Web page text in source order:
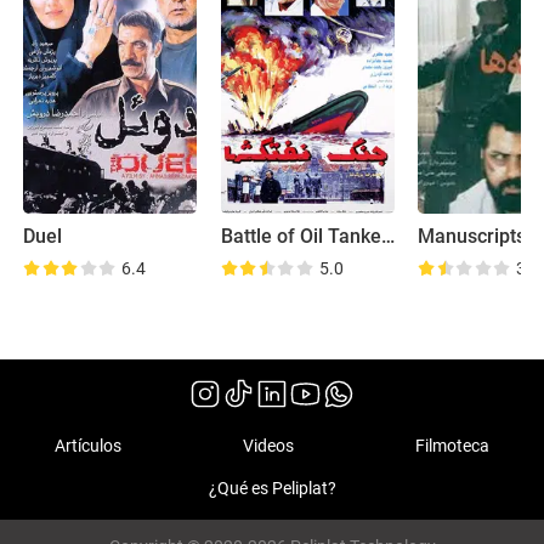
Duel
6.4
Battle of Oil Tankers
5.0
Manuscripts
3.0
Artículos Videos Filmoteca
¿Qué es Peliplat?